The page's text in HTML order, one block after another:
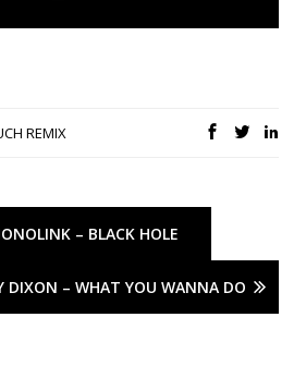
REMIX
– BLACK HOLE
DIXON – WHAT YOU WANNA DO